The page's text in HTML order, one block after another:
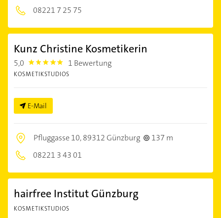
08221 7 25 75
Kunz Christine Kosmetikerin
5,0 5.0 1 Bewertung
KOSMETIKSTUDIOS
E-Mail
Pfluggasse 10,89312 Günzburg
137 m
08221 3 43 01
hairfree Institut Günzburg
KOSMETIKSTUDIOS